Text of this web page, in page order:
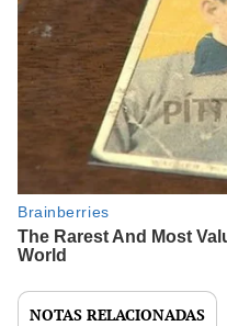
NOTAS RELACIONADAS